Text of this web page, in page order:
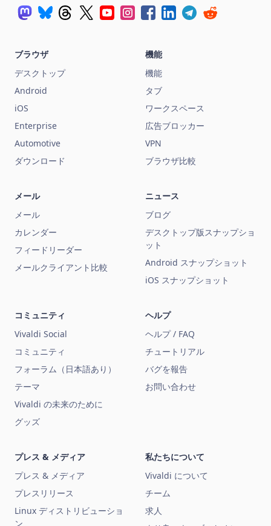
ブラウザ
デスクトップ
Android
iOS
Enterprise
Automotive
ダウンロード
機能
機能
タブ
ワークスペース
広告ブロッカー
VPN
ブラウザ比較
メール
メール
カレンダー
フィードリーダー
メールクライアント比較
ニュース
ブログ
デスクトップ版スナップショ
ット
Android スナップショット
iOS スナップショット
コミュニティ
Vivaldi Social
コミュニティ
フォーラム（日本語あり）
テーマ
Vivaldi の未来のために
グッズ
ヘルプ
ヘルプ / FAQ
チュートリアル
バグを報告
お問い合わせ
プレス & メディア
プレス & メディア
プレスリリース
Linux ディストリビューショ
ン
私たちについて
Vivaldi について
チーム
求人